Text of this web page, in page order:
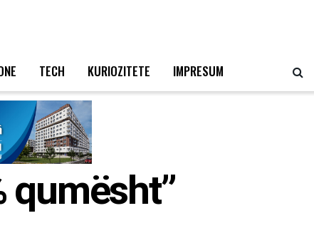
TECH KURIOZITETE IMPRESUM
qumësht”